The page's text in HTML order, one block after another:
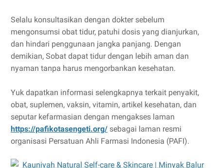
Selalu konsultasikan dengan dokter sebelum
mengonsumsi obat tidur, patuhi dosis yang dianjurkan,
dan hindari penggunaan jangka panjang. Dengan
demikian, Sobat dapat tidur dengan lebih aman dan
nyaman tanpa harus mengorbankan kesehatan.
Yuk dapatkan informasi selengkapnya terkait penyakit,
obat, suplemen, vaksin, vitamin, artikel kesehatan, dan
seputar kefarmasian dengan mengakses laman
https://pafikotasengeti.org/ sebagai laman resmi
organisasi Persatuan Ahli Farmasi Indonesia (PAFI).